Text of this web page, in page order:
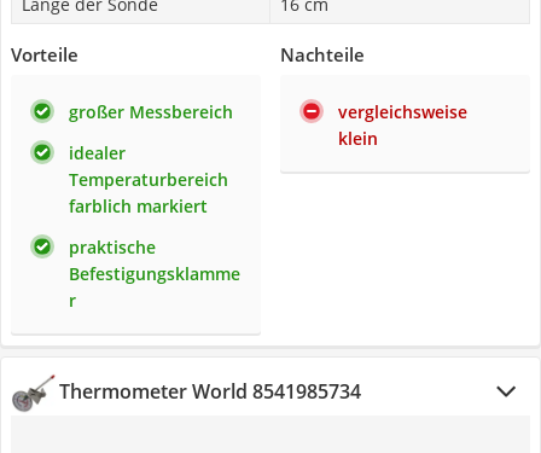
Vorteile
großer Messbereich
idealer
Temperaturbereich
farblich markiert
praktische
Befestigungsklamme
r
Nachteile
vergleichsweise
klein
Thermometer World 8541985734